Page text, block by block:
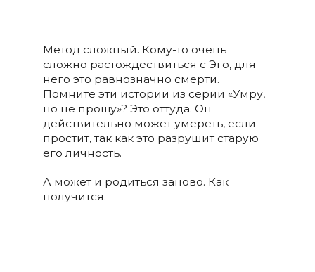
Метод сложный. Кому-то очень
сложно растождествиться с Эго, для
него это равнозначно смерти.
Помните эти истории из серии «Умру,
но не прощу»? Это оттуда. Он
действительно может умереть, если
простит, так как это разрушит старую
его личность.
А может и родиться заново. Как
получится.